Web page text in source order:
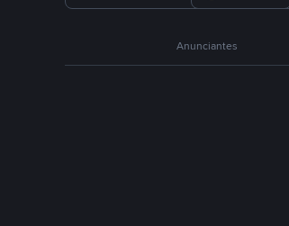
Anunciantes